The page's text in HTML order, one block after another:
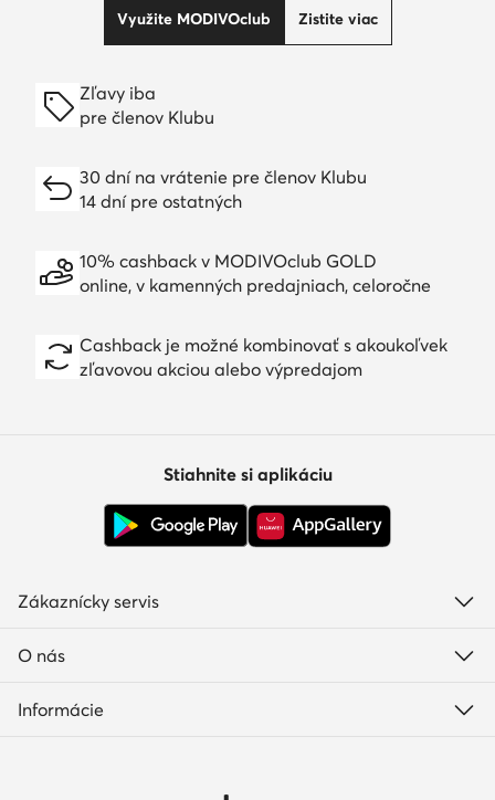
Využite MODIVOclub Zistite viac
Zľavy iba
pre členov Klubu
30 dní na vrátenie pre členov Klubu
14 dní pre ostatných
10% cashback v MODIVOclub GOLD
online, v kamenných predajniach, celoročne
Cashback je možné kombinovať s akoukoľvek
zľavovou akciou alebo výpredajom
Stiahnite si aplikáciu
Zákaznícky servis
O nás
Informácie